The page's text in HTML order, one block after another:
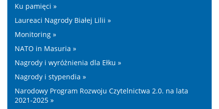
Ku pamięci »
Laureaci Nagrody Białej Lilii »
Monitoring »
NATO in Masuria »
Nagrody i wyróżnienia dla Ełku »
Nagrody i stypendia »
Narodowy Program Rozwoju Czytelnictwa 2.0. na lata
2021-2025 »